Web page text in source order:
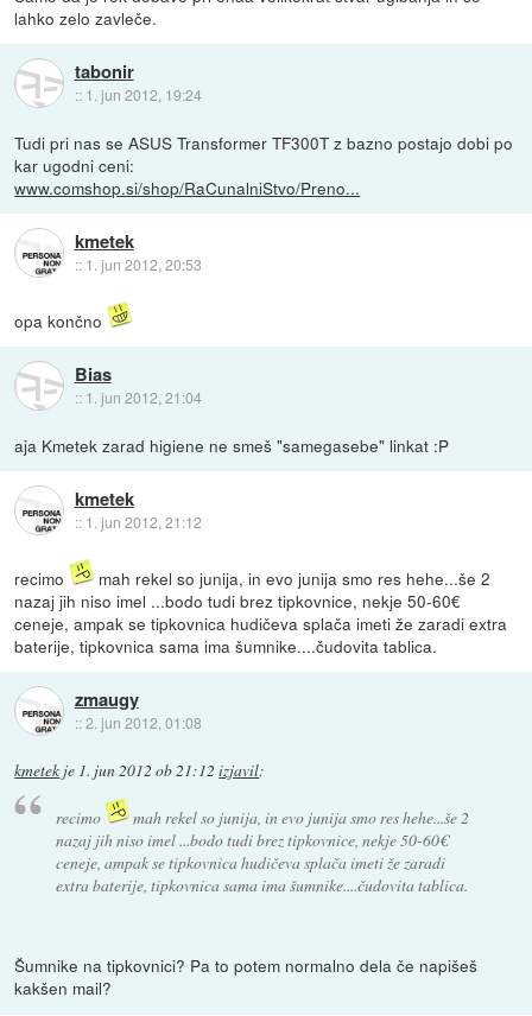
lahko zelo zavleče.
tabonir
:: 1. jun 2012, 19:24
Tudi pri nas se ASUS Transformer TF300T z bazno postajo dobi po
kar ugodni ceni:
www.comshop.si/shop/RaCunalniStvo/Preno...
kmetek
:: 1. jun 2012, 20:53
opa končno
Bias
:: 1. jun 2012, 21:04
aja Kmetek zarad higiene ne smeš "samegasebe" linkat :P
kmetek
:: 1. jun 2012, 21:12
recimo
mah rekel so junija, in evo junija smo res hehe...še 2
nazaj jih niso imel ...bodo tudi brez tipkovnice, nekje 50-60€
ceneje, ampak se tipkovnica hudičeva splača imeti že zaradi extra
baterije, tipkovnica sama ima šumnike....čudovita tablica.
zmaugy
::2. jun 2012, 01:08
kmetek je 1. jun 2012 ob 21:12 izjavil:
recimo
mah rekel so junija, in evo junija smo res hehe...še 2
nazaj jih niso imel ...bodo tudi brez tipkovnice, nekje 50-60€
ceneje, ampak se tipkovnica hudičeva splača imeti že zaradi
extra baterije, tipkovnica sama ima šumnike....čudovita tablica.
Šumnike na tipkovnici? Pa to potem normalno dela če napišeš
kakšen mail?